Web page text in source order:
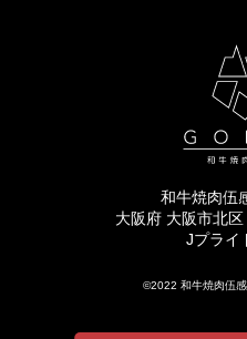
和牛焼肉伍
大阪府 大阪市北
Jプライ
©2022 和牛焼肉伍